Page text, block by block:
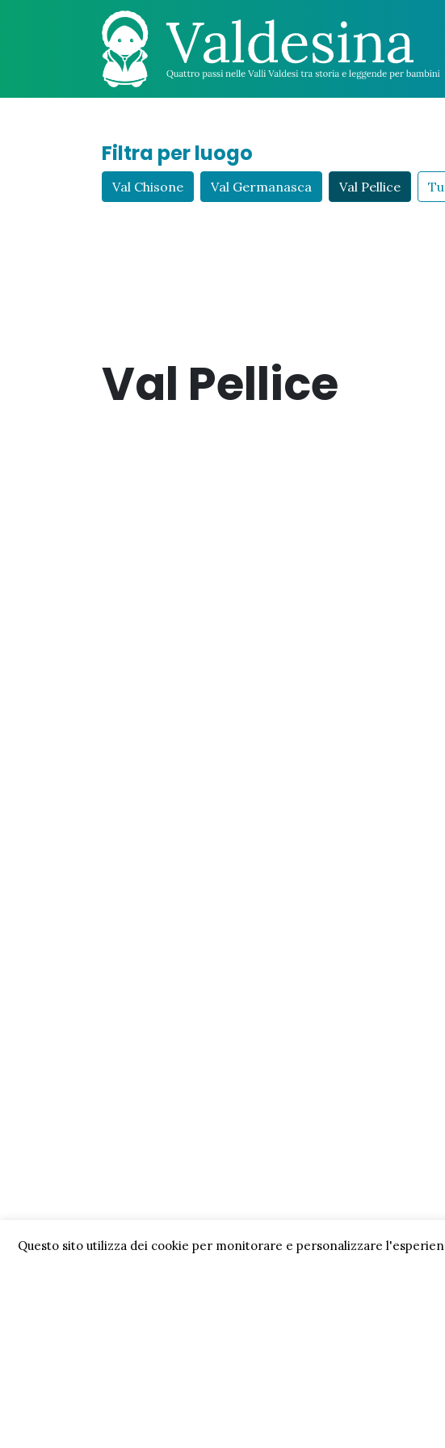
Filtra per luogo
Val Chisone Val Germanasca Val Pellice
Val Pellice
Questo sito utilizza dei cookie per monitorare e personalizzare